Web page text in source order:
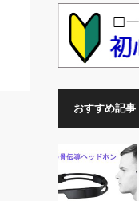
おすすめ記事